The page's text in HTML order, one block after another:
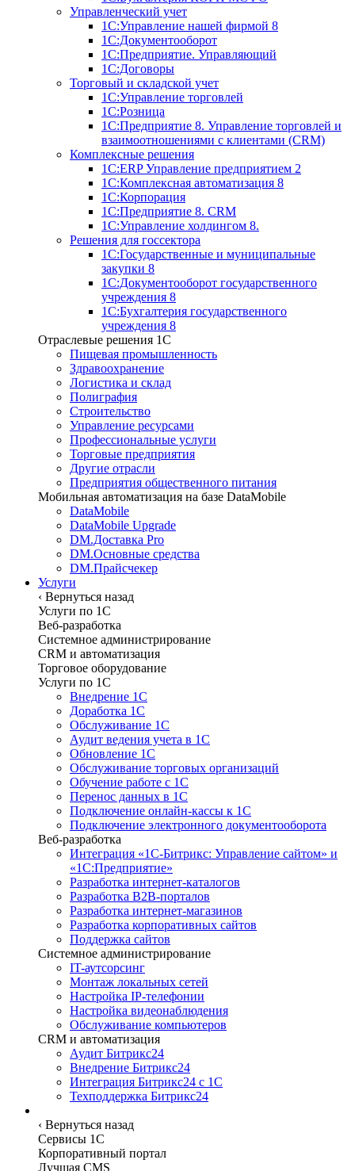
Управленческий учет
1С:Управление нашей фирмой 8
1С:Документооборот
1С:Предприятие. Управляющий
1С:Договоры
Торговый и складской учет
1С:Управление торговлей
1С:Розница
1С:Предприятие 8. Управление торговлей и
взаимоотношениями с клиентами (CRM)
Комплексные решения
1С:ERP Управление предприятием 2
1С:Комплексная автоматизация 8
1С:Корпорация
1С:Предприятие 8. CRM
1С:Управление холдингом 8.
Решения для госсектора
1С:Государственные и муниципальные
закупки 8
1С:Документооборот государственного
учреждения 8
1С:Бухгалтерия государственного
учреждения 8
Отраслевые решения 1C
Пищевая промышленность
Здравоохранение
Логистика и склад
Полиграфия
Строительство
Управление ресурсами
Профессиональные услуги
Торговые предприятия
Другие отрасли
Предприятия общественного питания
Мобильная автоматизация на базе DataMobile
DataMobile
DataMobile Upgrade
DM.Доставка Pro
DM.Основные средства
DM.Прайсчекер
Услуги
‹ Вернуться назад
Услуги по 1С
Веб-разработка
Системное администрирование
CRM и автоматизация
Торговое оборудование
Услуги по 1С
Внедрение 1С
Доработка 1С
Обслуживание 1С
Аудит ведения учета в 1С
Обновление 1С
Обслуживание торговых организаций
Обучение работе с 1С
Перенос данных в 1С
Подключение онлайн-кассы к 1С
Подключение электронного документооборота
Веб-разработка
Интеграция «1С-Битрикс: Управление сайтом» и
«1С:Предприятие»
Разработка интернет-каталогов
Разработка B2B-порталов
Разработка интернет-магазинов
Разработка корпоративных сайтов
Поддержка сайтов
Системное администрирование
IT-аутсорсинг
Монтаж локальных сетей
Настройка IP-телефонии
Настройка видеонаблюдения
Обслуживание компьютеров
CRM и автоматизация
Аудит Битрикс24
Внедрение Битрикс24
Интеграция Битрикс24 с 1С
Техподдержка Битрикс24
‹ Вернуться назад
Сервисы 1C
Корпоративный портал
Лучшая CMS